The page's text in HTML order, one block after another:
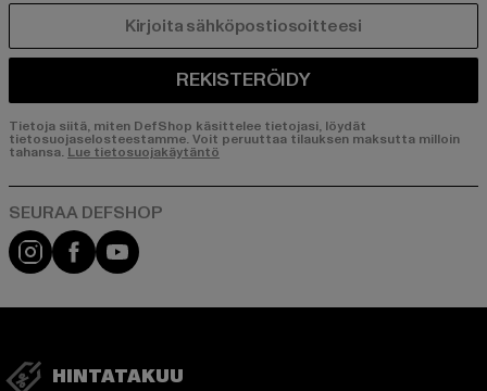
REKISTERÖIDY
Tietoja siitä, miten DefShop käsittelee tietojasi, löydät
tietosuojaselosteestamme. Voit peruuttaa tilauksen maksutta milloin
tahansa. Lue tietosuojakäytäntö
Visit our Instagram page:
Visit our Facebook page:
Visit our YouTube channel:
HINTATAKUU